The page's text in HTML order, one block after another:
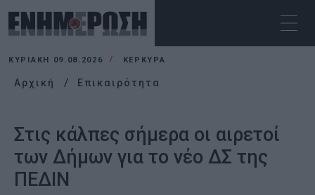
ΚΥΡΙΑΚΉ 09.08.2026 ΚΕΡΚΥΡΑ
Αρχική Επικαιρότητα
Στις κάλπες σήμερα οι αιρετοί
των Δήμων για το νέο ΔΣ της
ΠΕΔΙΝ